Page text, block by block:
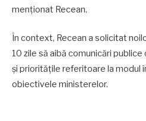
menționat Recean.
În context, Recean a solicitat
10 zile să aibă comunicări
și prioritățile referitoare la modul
obiectivele ministerelor.